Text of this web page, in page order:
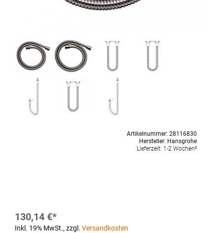
Artikelnummer: 28116830
Hersteller: Hansgrohe
Lieferzeit: 1-2 Wochen²
130,14 €
Inkl. 19% MwSt., zzgl. Versandkosten